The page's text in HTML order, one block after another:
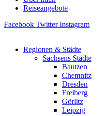
Reiseangebote
Facebook Twitter Instagram
Regionen & Städte
Sachsens Städte
Bautzen
Chemnitz
Dresden
Freiberg
Görlitz
Leipzig